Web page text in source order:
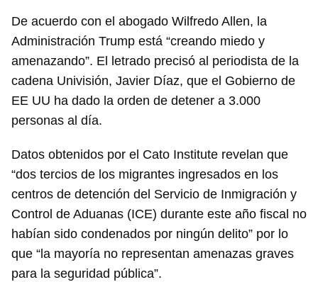
De acuerdo con el abogado Wilfredo Allen, la
Administración Trump está “creando miedo y
amenazando”. El letrado precisó al periodista de la
cadena Univisión, Javier Díaz, que el Gobierno de
EE UU ha dado la orden de detener a 3.000
personas al día.
Datos obtenidos por el Cato Institute revelan que
“dos tercios de los migrantes ingresados en los
centros de detención del Servicio de Inmigración y
Control de Aduanas (ICE) durante este año fiscal no
habían sido condenados por ningún delito” por lo
que “la mayoría no representan amenazas graves
para la seguridad pública”.